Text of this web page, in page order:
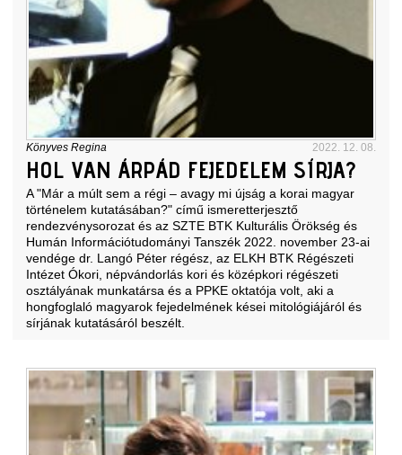
Könyves Regina 2022. 12. 08.
HOL VAN ÁRPÁD FEJEDELEM SÍRJA?
A "Már a múlt sem a régi – avagy mi újság a korai magyar
történelem kutatásában?" című ismeretterjesztő
rendezvénysorozat és az SZTE BTK Kulturális Örökség és
Humán Információtudományi Tanszék 2022. november 23-ai
vendége dr. Langó Péter régész, az ELKH BTK Régészeti
Intézet Ókori, népvándorlás kori és középkori régészeti
osztályának munkatársa és a PPKE oktatója volt, aki a
hongfoglaló magyarok fejedelmének kései mitológiájáról és
sírjának kutatásáról beszélt.